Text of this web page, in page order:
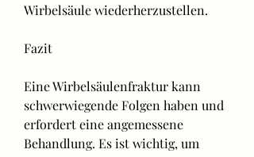
Wirbelsäule wiederherzustellen.
Fazit
Eine Wirbelsäulenfraktur kann
schwerwiegende Folgen haben und
erfordert eine angemessene
Behandlung. Es ist wichtig, um